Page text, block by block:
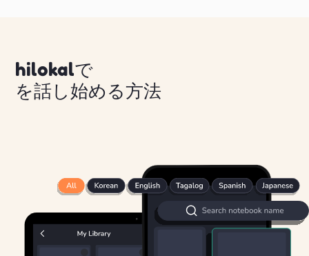
hilokalで
を話し始める方法